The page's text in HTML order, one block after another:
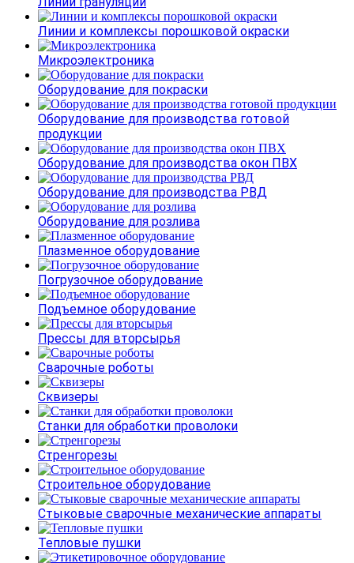
Линии и комплексы порошковой окраски
Микроэлектроника
Оборудование для покраски
Оборудование для производства готовой
продукции
Оборудование для производства окон ПВХ
Оборудование для производства РВД
Оборудование для розлива
Плазменное оборудование
Погрузочное оборудование
Подъемное оборудование
Прессы для вторсырья
Сварочные роботы
Сквизеры
Станки для обработки проволоки
Стренгорезы
Строительное оборудование
Стыковые сварочные механические аппараты
Тепловые пушки